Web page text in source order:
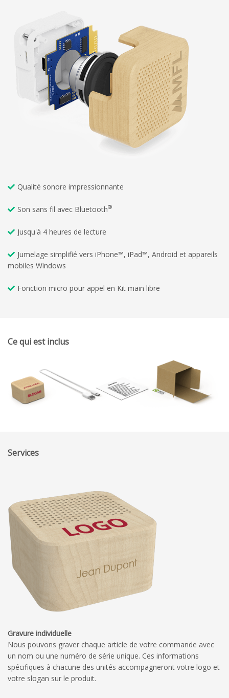
Qualité sonore impressionnante
Son sans fil avec Bluetooth®
Jusqu'à 4 heures de lecture
Jumelage simplifié vers iPhone™, iPad™, Android et appareils
mobiles Windows
Fonction micro pour appel en Kit main libre
Ce qui est inclus
Services
Gravure individuelle
Nous pouvons graver chaque article de votre commande avec
un nom ou une numéro de série unique. Ces informations
spécifiques à chacune des unités accompagneront votre logo et
votre slogan sur le produit.